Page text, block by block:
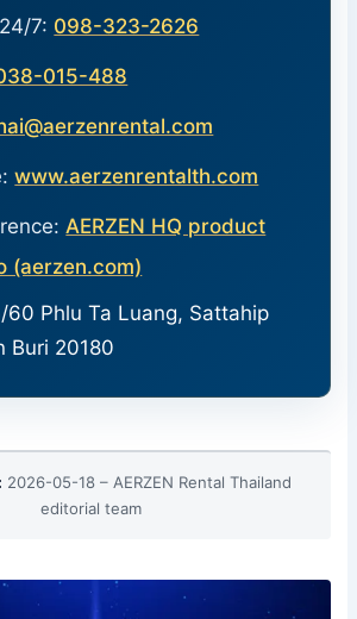
7: 098-323-2626
015-488
www.aerzenrentalth.com
AERZEN HQ product
(aerzen.com)
60 Phlu Ta Luang, Sattahip
Buri 20180
2026-05-18 – AERZEN Rental Thailand
editorial team